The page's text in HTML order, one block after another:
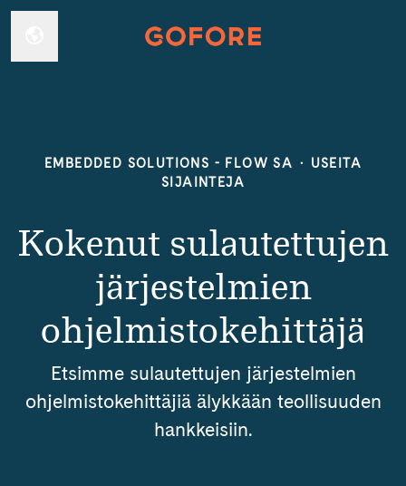
EMBEDDED SOLUTIONS - FLOW SA ·
USEITA
SIJAINTEJA
Kokenut sulautettujen
järjestelmien
ohjelmistokehittäjä
Etsimme sulautettujen järjestelmien
ohjelmistokehittäjiä älykkään teollisuuden
hankkeisiin.